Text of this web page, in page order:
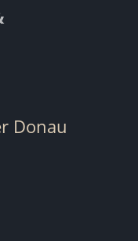
Donau